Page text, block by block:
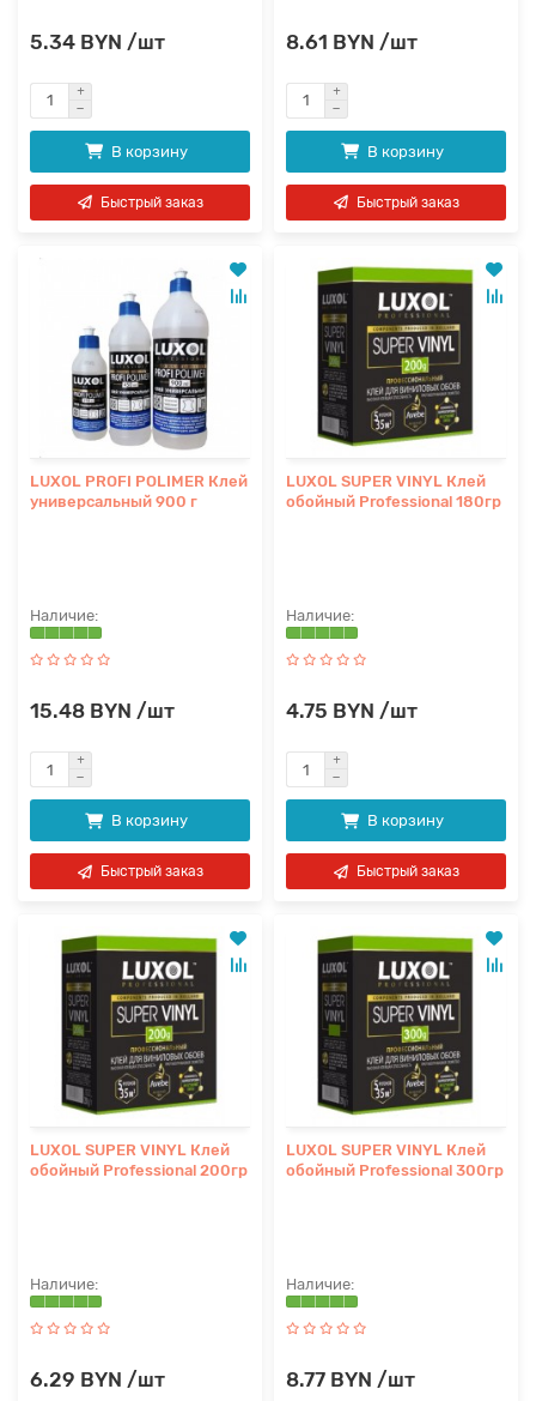
5.34 BYN /шт
В корзину
Быстрый заказ
8.61 BYN /шт
В корзину
Быстрый заказ
LUXOL PROFI POLIMER Клей
универсальный 900 г
15.48 BYN /шт
В корзину
Быстрый заказ
LUXOL SUPER VINYL Клей
обойный Professional 180гр
4.75 BYN /шт
В корзину
Быстрый заказ
LUXOL SUPER VINYL Клей
обойный Professional 200гр
6.29 BYN /шт
LUXOL SUPER VINYL Клей
обойный Professional 300гр
8.77 BYN /шт